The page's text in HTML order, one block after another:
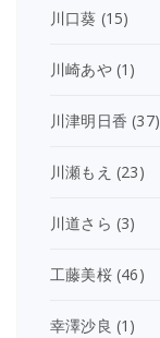
川口葵 (15)
川崎あや(1)
川津明日香 (37)
川瀬もえ (23)
川道さら (3)
工藤美桜(46)
幸澤沙良 (1)